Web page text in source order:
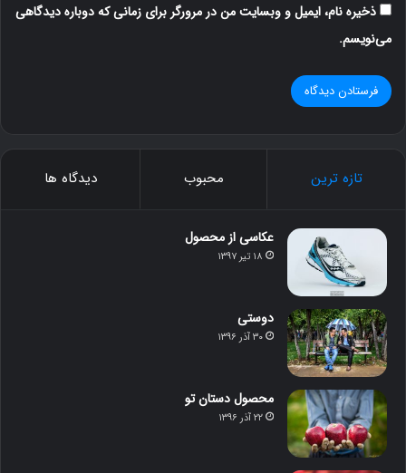
ذخیره نام، ایمیل و وبسایت من در مرورگر برای زمانی که دوباره دیدگاهی
می‌نویسم.
تازه ترین محبوب دیدگاه ها
عکاسی از محصول
۱۸ تیر ۱۳۹۷
دوستی
۳۰ آذر ۱۳۹۶
محصول دستان تو
۲۲ آذر ۱۳۹۶